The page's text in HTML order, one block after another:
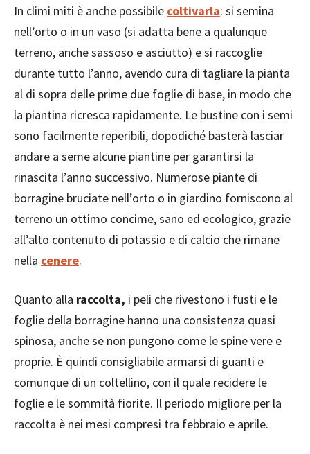
In climi miti è anche possibile coltivarla: si semina
nell’orto o in un vaso (si adatta bene a qualunque
terreno, anche sassoso e asciutto) e si raccoglie
durante tutto l’anno, avendo cura di tagliare la pianta
al di sopra delle prime due foglie di base, in modo che
la piantina ricresca rapidamente. Le bustine con i semi
sono facilmente reperibili, dopodiché basterà lasciar
andare a seme alcune piantine per garantirsi la
rinascita l’anno successivo. Numerose piante di
borragine bruciate nell’orto o in giardino forniscono al
terreno un ottimo concime, sano ed ecologico, grazie
all’alto contenuto di potassio e di calcio che rimane
nella cenere.
Quanto alla raccolta, i peli che rivestono i fusti e le
foglie della borragine hanno una consistenza quasi
spinosa, anche se non pungono come le spine vere e
proprie. È quindi consigliabile armarsi di guanti e
comunque di un coltellino, con il quale recidere le
foglie e le sommità fiorite. Il periodo migliore per la
raccolta è nei mesi compresi tra febbraio e aprile.